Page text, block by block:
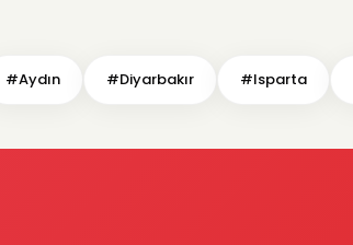
#Aydın #Diyarbakır #Isparta